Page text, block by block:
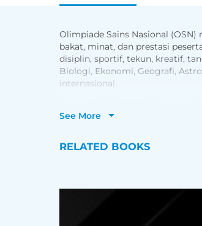
Olimpiade Sains Nasional
bakat, minat, dan prestasi
disiplin, sportif, tekun, kreatif,
Biologi, Ekonomi, Geografi,
internasional.
terdiri dari materi OSN Geografi
platform Leson.id di mana siswa
See More
RELATED BOOKS